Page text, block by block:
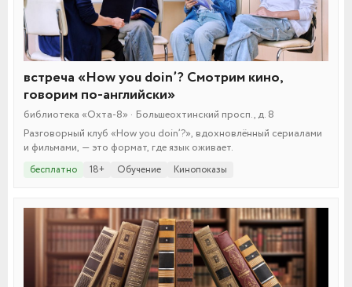
встреча «How you doin’? Смотрим кино,
говорим по-английски»
библиотека «Охта-8» · Большеохтинский просп., д. 8
Разговорный клуб «How you doin’?», вдохновлённый сериалами
и фильмами, — это формат, где язык оживает.
бесплатно 18+ Обучение Кинопоказы